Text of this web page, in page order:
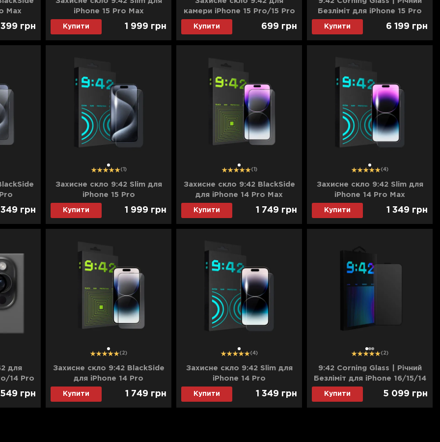
Max
грн
iPhone 15 Pro Max
Купити 1 999 грн
камери iPhone 15 Pro/15 Pro
Max (Clear)
Купити 699 грн
Безліміт для iPhone 15 Pro
Купити 6 199 грн
грн
1 (1)
Захисне скло 9:42 Slim для
iPhone 15 Pro
Купити 1 999 грн
1 (1)
Захисне скло 9:42 BlackSide
для iPhone 14 Pro Max
Купити 1 749 грн
1 (4)
Захисне скло 9:42 Slim для
iPhone 14 Pro Max
Купити 1 349 грн
для
14 Pro
549 грн
1 (2)
Захисне скло 9:42 BlackSide
для iPhone 14 Pro
Купити 1 749 грн
1 (4)
Захисне скло 9:42 Slim для
iPhone 14 Pro
Купити 1 349 грн
12 3 (2)
9:42 Corning Glass | Річний
Безліміт для iPhone 16/15/14
Купити 5 099 грн